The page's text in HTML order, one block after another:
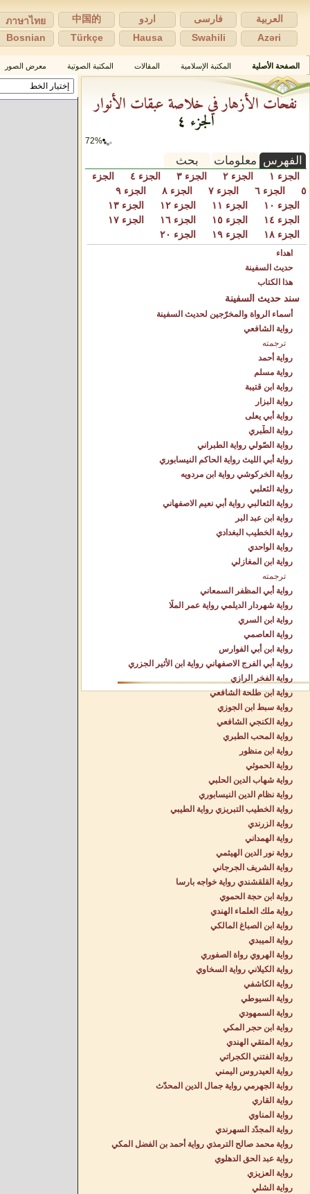
العربية فارسی اردو 中国的
ภาษาไทย
Azəri
Swahili
Hausa
Türkçe
Bosnian
الصفحة الأصلية المكتبة الإسلامية المقالات المكتبة الصوتية معرض الصور
نفحات الأزهار في خلاصة عبقات الأنوار
الجزء ٤
72%
الفهرس معلومات بحث
الجزء ١ الجزء ٢ الجزء ٣ الجزء ٤
الجزء
٥
الجزء ٦ الجزء ٧ الجزء ٨
الجزء ٩
الجزء ١٠
الجزء ١١ الجزء ١٢
الجزء ١٣
الجزء ١٤
الجزء ١٥ الجزء ١٦
الجزء ١٧
الجزء ١٨
الجزء ١٩ الجزء ٢٠
اهداء
حديث السفينة
هذا الكتاب
سند حديث السفينة
أسماء الرواة والمخرّجين لحديث السفينة
رواية الشافعي
ترجمته
رواية أحمد
رواية مسلم
رواية ابن قتيبة
رواية البزار
رواية أبي يعلى
رواية الطّبري
رواية الصّولي رواية الطبراني
رواية أبي الليث رواية الحاكم النيسابوري
رواية الخركوشي رواية ابن مردويه
رواية الثعلبي
رواية الثعالبي رواية أبي نعيم الاصفهاني
رواية ابن عبد البر
رواية الخطيب البغدادي
رواية الواحدي
رواية ابن المغازلي
ترجمته
رواية أبي المظفر السمعاني
رواية شهردار الديلمي رواية عمر الملّا
رواية ابن السري
رواية العاصمي
رواية ابن أبي الفوارس
رواية أبي الفرج الاصفهاني رواية ابن الأثير الجزري
رواية الفخر الرازي
رواية ابن طلحة الشافعي
رواية سبط ابن الجوزي
رواية الكنجي الشافعي
رواية المحب الطبري
رواية ابن منظور
رواية الحموئي
رواية شهاب الدين الحلبي
رواية نظام الدين النيسابوري
رواية الخطيب التبريزي رواية الطيبي
رواية الزرندي
رواية الهمداني
رواية نور الدين الهيثمي
رواية الشريف الجرجاني
رواية القلقشندي رواية خواجه بارسا
رواية ابن حجة الحموي
رواية ملك العلماء الهندي
رواية ابن الصباغ المالكي
رواية الميبدي
رواية الهروي رواة الصفوري
رواية الكيلاني رواية السخاوي
رواية الكاشفي
رواية السيوطي
رواية السمهودي
رواية ابن حجر المكي
رواية المتقي الهندي
رواية الفتني الكجراتي
رواية العيدروس اليمني
رواية الجهرمي رواية جمال الدين المحدّث
رواية القاري
رواية المناوي
رواية المجدّد السهرندي
رواية محمد صالح الترمذي رواية أحمد بن الفضل المكي
رواية عبد الحق الدهلوي
رواية العزيزي
رواية الشلي